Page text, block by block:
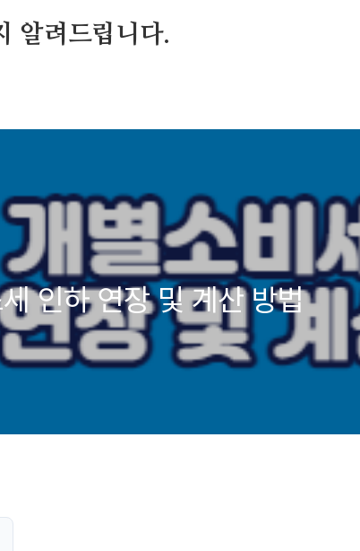
알려드립니다.
인하 연장 및 계산 방법